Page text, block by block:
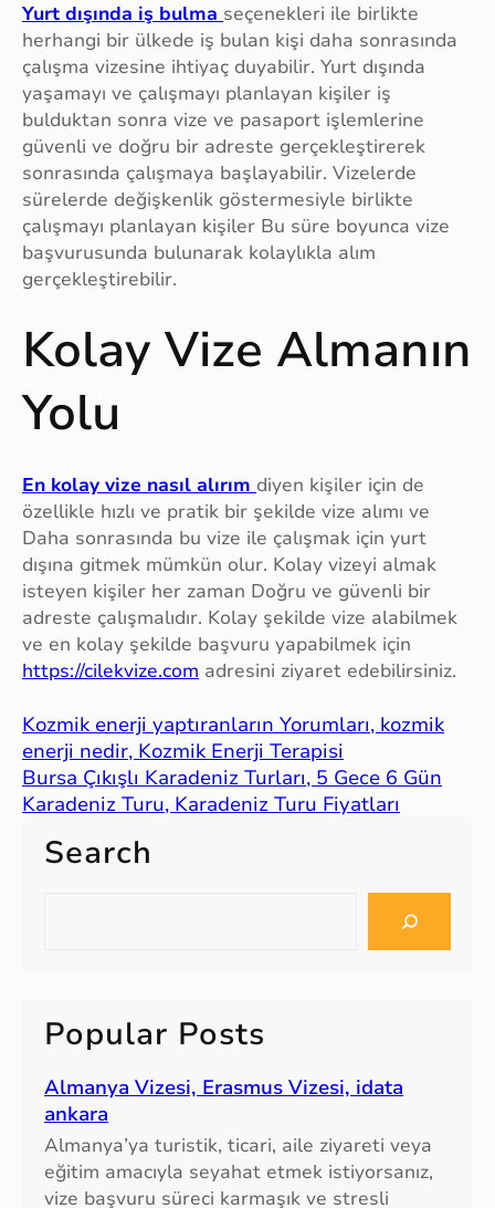
Yurt dışında iş bulma seçenekleri ile birlikte
herhangi bir ülkede iş bulan kişi daha sonrasında
çalışma vizesine ihtiyaç duyabilir. Yurt dışında
yaşamayı ve çalışmayı planlayan kişiler iş
bulduktan sonra vize ve pasaport işlemlerine
güvenli ve doğru bir adreste gerçekleştirerek
sonrasında çalışmaya başlayabilir. Vizelerde
sürelerde değişkenlik göstermesiyle birlikte
çalışmayı planlayan kişiler Bu süre boyunca vize
başvurusunda bulunarak kolaylıkla alım
gerçekleştirebilir.
Kolay Vize Almanın
Yolu
En kolay vize nasıl alırım diyen kişiler için de
özellikle hızlı ve pratik bir şekilde vize alımı ve
Daha sonrasında bu vize ile çalışmak için yurt
dışına gitmek mümkün olur. Kolay vizeyi almak
isteyen kişiler her zaman Doğru ve güvenli bir
adreste çalışmalıdır. Kolay şekilde vize alabilmek
ve en kolay şekilde başvuru yapabilmek için
https://cilekvize.com adresini ziyaret edebilirsiniz.
Kozmik enerji yaptıranların Yorumları, kozmik
enerji nedir, Kozmik Enerji Terapisi
Bursa Çıkışlı Karadeniz Turları, 5 Gece 6 Gün
Karadeniz Turu, Karadeniz Turu Fiyatları
Search
h
Popular Posts
Almanya Vizesi, Erasmus Vizesi, idata
ankara
Almanya’ya turistik, ticari, aile ziyareti veya
eğitim amacıyla seyahat etmek istiyorsanız,
vize başvuru süreci karmaşık ve stresli